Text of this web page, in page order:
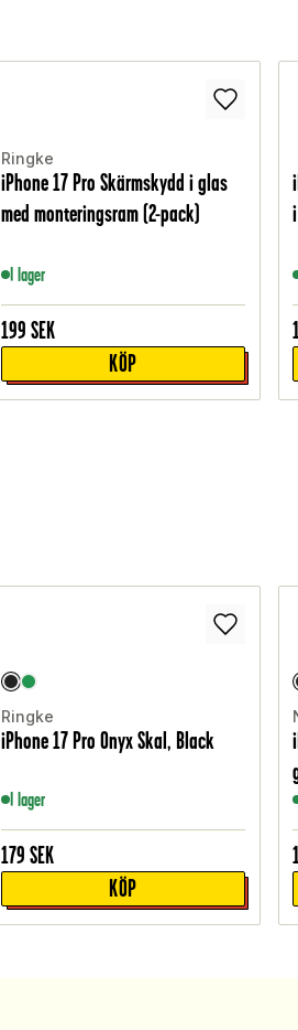
Ringke
iPhone 17 Pro Skärmskydd i glas
med monteringsram (2-pack)
I lager
199 SEK
KÖP
Ringke
iPhone 17 Pro Onyx Skal, Black
I lager
179 SEK
KÖP